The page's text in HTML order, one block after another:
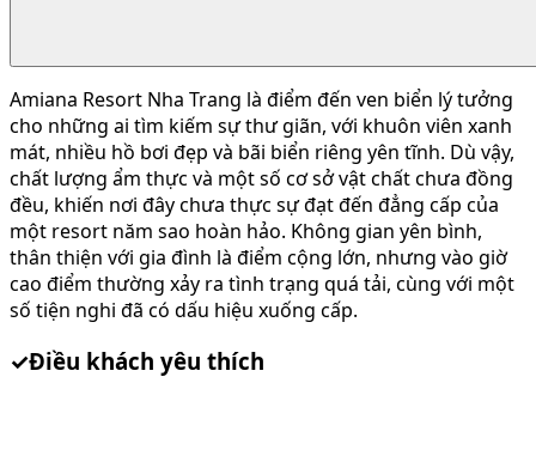
Amiana Resort Nha Trang là điểm đến ven biển lý tưởng
cho những ai tìm kiếm sự thư giãn, với khuôn viên xanh
mát, nhiều hồ bơi đẹp và bãi biển riêng yên tĩnh. Dù vậy,
chất lượng ẩm thực và một số cơ sở vật chất chưa đồng
đều, khiến nơi đây chưa thực sự đạt đến đẳng cấp của
một resort năm sao hoàn hảo. Không gian yên bình,
thân thiện với gia đình là điểm cộng lớn, nhưng vào giờ
cao điểm thường xảy ra tình trạng quá tải, cùng với một
số tiện nghi đã có dấu hiệu xuống cấp.
✓Điều khách yêu thích